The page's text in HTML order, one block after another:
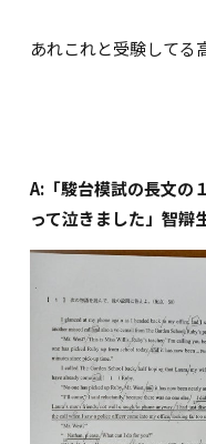
あれこれと受験してる
A:「駿台模試の長文の
って泣きました」智辯